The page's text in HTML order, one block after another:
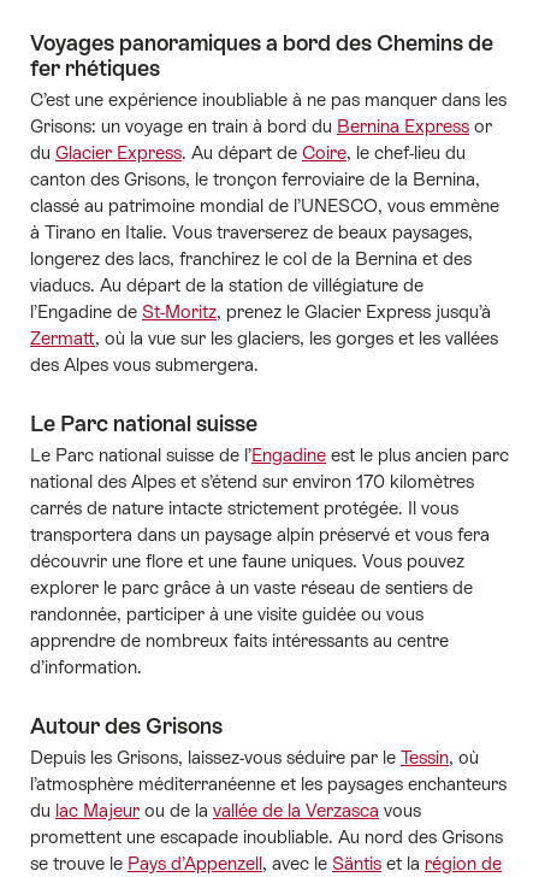
Voyages panoramiques a bord des Chemins de
fer rhétiques
C’est une expérience inoubliable à ne pas manquer dans les
Grisons: un voyage en train à bord du Bernina Express or
du Glacier Express. Au départ de Coire, le chef-lieu du
canton des Grisons, le tronçon ferroviaire de la Bernina,
classé au patrimoine mondial de l’UNESCO, vous emmène
à Tirano en Italie. Vous traverserez de beaux paysages,
longerez des lacs, franchirez le col de la Bernina et des
viaducs. Au départ de la station de villégiature de
l’Engadine de St-Moritz, prenez le Glacier Express jusqu’à
Zermatt, où la vue sur les glaciers, les gorges et les vallées
des Alpes vous submergera.
Le Parc national suisse
Le Parc national suisse de l’Engadine est le plus ancien parc
national des Alpes et s’étend sur environ 170 kilomètres
carrés de nature intacte strictement protégée. Il vous
transportera dans un paysage alpin préservé et vous fera
découvrir une flore et une faune uniques. Vous pouvez
explorer le parc grâce à un vaste réseau de sentiers de
randonnée, participer à une visite guidée ou vous
apprendre de nombreux faits intéressants au centre
d’information.
Autour des Grisons
Depuis les Grisons, laissez-vous séduire par le Tessin, où
l’atmosphère méditerranéenne et les paysages enchanteurs
du lac Majeur ou de la vallée de la Verzasca vous
promettent une escapade inoubliable. Au nord des Grisons
se trouve le Pays d’Appenzell, avec le Säntis et la région de